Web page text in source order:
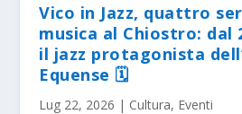
Vico in Jazz, quattro
musica al Chiostro: dal
il jazz protagonista
Equense 🗓
Lug 22, 2026 | Cultura, Eventi